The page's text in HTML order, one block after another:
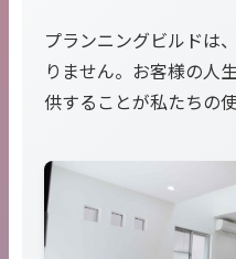
プランニングビルドは
りません。お客様の人
供することが私たちの使